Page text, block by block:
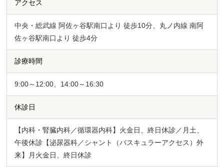
アクセス
中央・総武線 阿佐ヶ谷駅南口より 徒歩10分、丸ノ内線 南阿
佐ヶ谷駅南口より 徒歩4分
診療時間
9:00～12:00、14:00～16:30
休診日
【内科・腎臓内科／循環器内科】火金日、終日休診／月土、
午後休診【泌尿器科／シャント（バスキュラーアクセス）外
来】月火金日、終日休診